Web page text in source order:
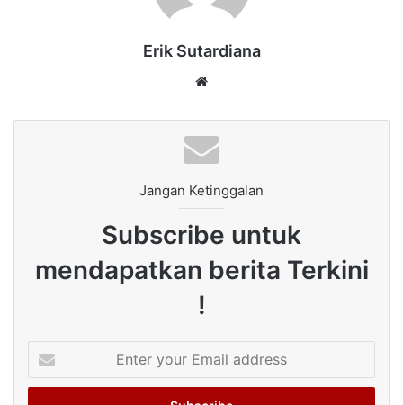
Erik Sutardiana
Jangan Ketinggalan
Subscribe untuk
mendapatkan berita Terkini
!
your
Email